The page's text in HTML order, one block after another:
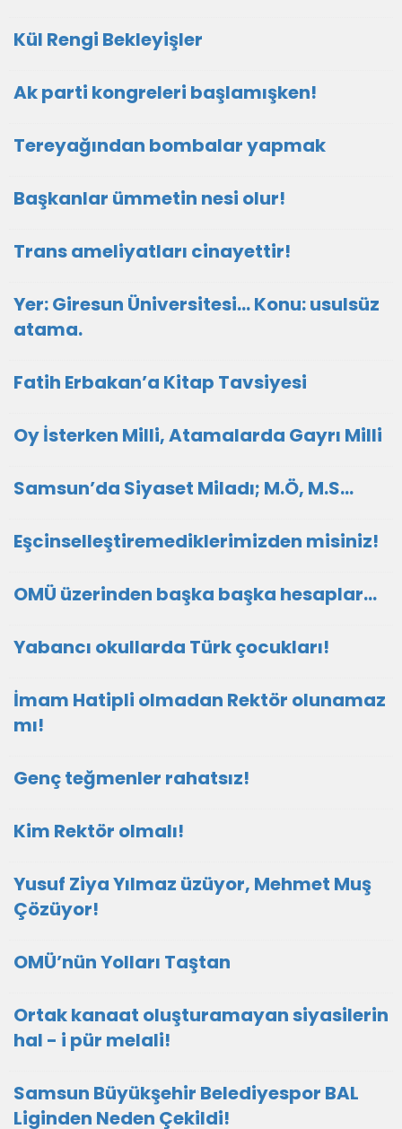
Kül Rengi Bekleyişler
Ak parti kongreleri başlamışken!
Tereyağından bombalar yapmak
Başkanlar ümmetin nesi olur!
Trans ameliyatları cinayettir!
Yer: Giresun Üniversitesi… Konu: usulsüz
atama.
Fatih Erbakan’a Kitap Tavsiyesi
Oy İsterken Milli, Atamalarda Gayrı Milli
Samsun’da Siyaset Miladı; M.Ö, M.S…
Eşcinselleştiremediklerimizden misiniz!
OMÜ üzerinden başka başka hesaplar…
Yabancı okullarda Türk çocukları!
İmam Hatipli olmadan Rektör olunamaz
mı!
Genç teğmenler rahatsız!
Kim Rektör olmalı!
Yusuf Ziya Yılmaz üzüyor, Mehmet Muş
Çözüyor!
OMÜ’nün Yolları Taştan
Ortak kanaat oluşturamayan siyasilerin
hal - i pür melali!
Samsun Büyükşehir Belediyespor BAL
Liginden Neden Çekildi!